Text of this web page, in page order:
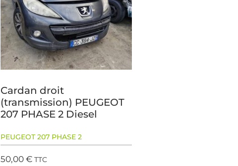
Cardan droit
(transmission) PEUGEOT
207 PHASE 2 Diesel
PEUGEOT 207 PHASE 2
50,00€ TTC